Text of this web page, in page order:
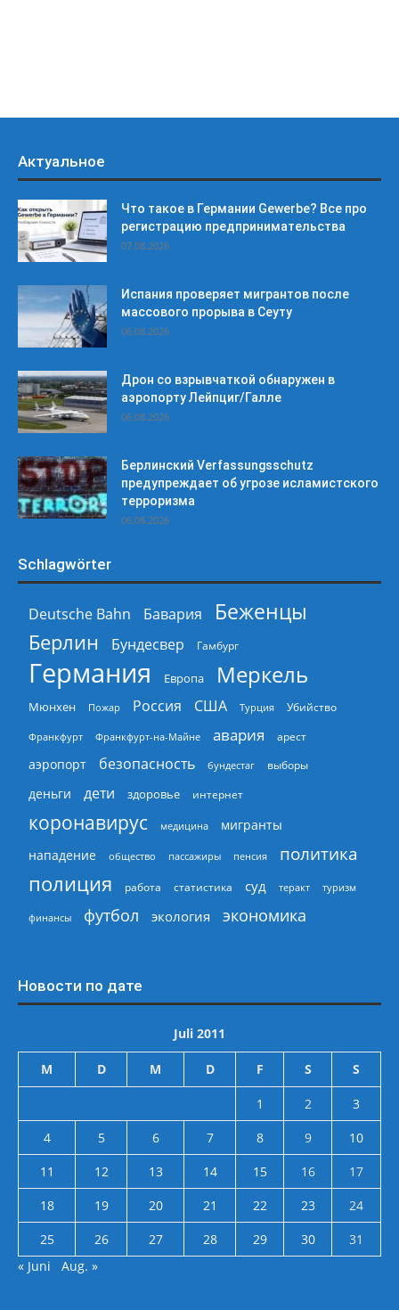
Актуальное
Что такое в Германии Gewerbe? Все про
регистрацию предпринимательства
07.08.2026
Испания проверяет мигрантов после
массового прорыва в Сеуту
06.08.2026
Дрон со взрывчаткой обнаружен в
аэропорту Лейпциг/Галле
06.08.2026
Берлинский Verfassungsschutz
предупреждает об угрозе исламистского
терроризма
06.08.2026
Schlagwörter
Deutsche Bahn Бавария
Беженцы
Берлин
Бундесвер Гамбург
Германия Европа Меркель
Мюнхен Пожар Россия США Турция Убийство
Франкфурт Франкфурт-на-Майне авария арест
аэропорт безопасность бундестаг выборы
деньги дети здоровье интернет
коронавирус медицина
мигранты
нападение
общество пассажиры пенсия политика
полиция работа статистика суд теракт туризм
финансы футбол экология экономика
Новости по дате
Juli 2011
M D M D F S S
1 2
3
4
5 6 7 8 9
10
11
12 13 14 15 16
17
18
19 20 21 22 23
24
25
26 27 28 29 30
31
« Juni
Aug. »